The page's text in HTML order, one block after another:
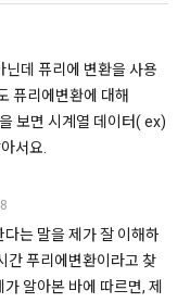
이전 이용약관 보러가기 >
데 퓨리에 변환을 사용
퓨리에변환에 대해
보면 시계열 데이터( ex)
서요.
는 말을 제가 잘 이해하
간 푸리에변환이라고 찾
알아본 바에 따르면, 제